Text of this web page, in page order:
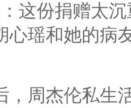
这份捐赠太
心瑶和她的病
，周杰伦私生